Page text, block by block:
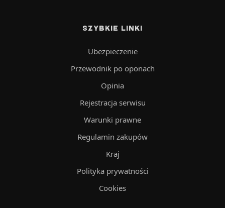
SZYBKIE LINKI
Ubezpieczenie
Przewodnik po oponach
Opinia
Rejestracja serwisu
Warunki prawne
Regulamin zakupów
Kraj
Polityka prywatności
Cookies